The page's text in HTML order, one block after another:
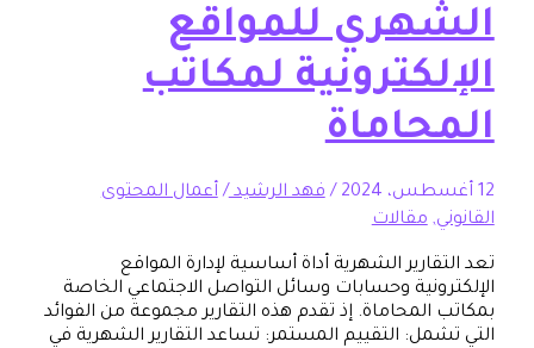
للمواقع
لمكاتب
/فهد الرشيد/أعمال المحتوى
مقالات
الشهرية أداة أساسية لإدارة المواقع
وحسابات وسائل التواصل الاجتماعي الخاصة
إذ تقدم هذه التقارير مجموعة من الفوائد
التقييم المستمر: تساعد التقارير الشهرية في